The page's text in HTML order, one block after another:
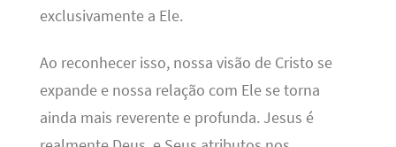
exclusivamente a Ele.
Ao reconhecer isso, nossa visão de Cristo se
expande e nossa relação com Ele se torna
ainda mais reverente e profunda. Jesus é